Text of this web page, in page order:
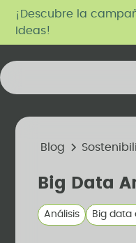
¡Descubre la
Ideas!
Blog
Big Data
Análisis Big data